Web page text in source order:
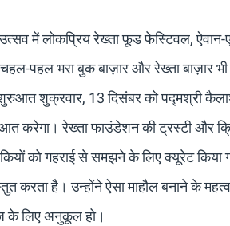
में लोकप्रिय रेख्ता फूड फेस्टिवल,
पहल भरा बुक बाज़ार और रेख्ता बाज़ार
शुक्रवार, 13 दिसंबर को पद्मश्री
करेगा। रेख्ता फाउंडेशन की ट्रस्टी और
को गहराई से समझने के लिए क्यूरेट
करता है। उन्होंने ऐसा माहौल बनाने के
के लिए अनुकूल हो।